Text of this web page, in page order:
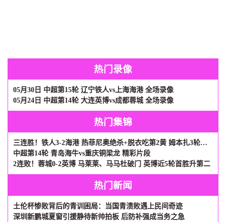
热门录像
05月30日 中超第15轮 辽宁铁人vs上海海港 全场录像
05月24日 中超第14轮 大连英博vs成都蓉城 全场录像
热门集锦
三连胜！铁人3-2海港 热菲尼奥绝杀+脱衣吃第2黄 姆本扎3轮轰6球
中超第14轮 青岛海牛vs重庆铜梁龙 精彩片段
2连败！蓉城0-2英博 马莱莱、马马杜破门 英博近5轮首胜升第二
热门新闻
土伦杯惨败背后的青训困局：当国青溃败遇上民间奇迹
深圳新鹏城夏窗引援静待新帅拍板 后防补强成当务之急